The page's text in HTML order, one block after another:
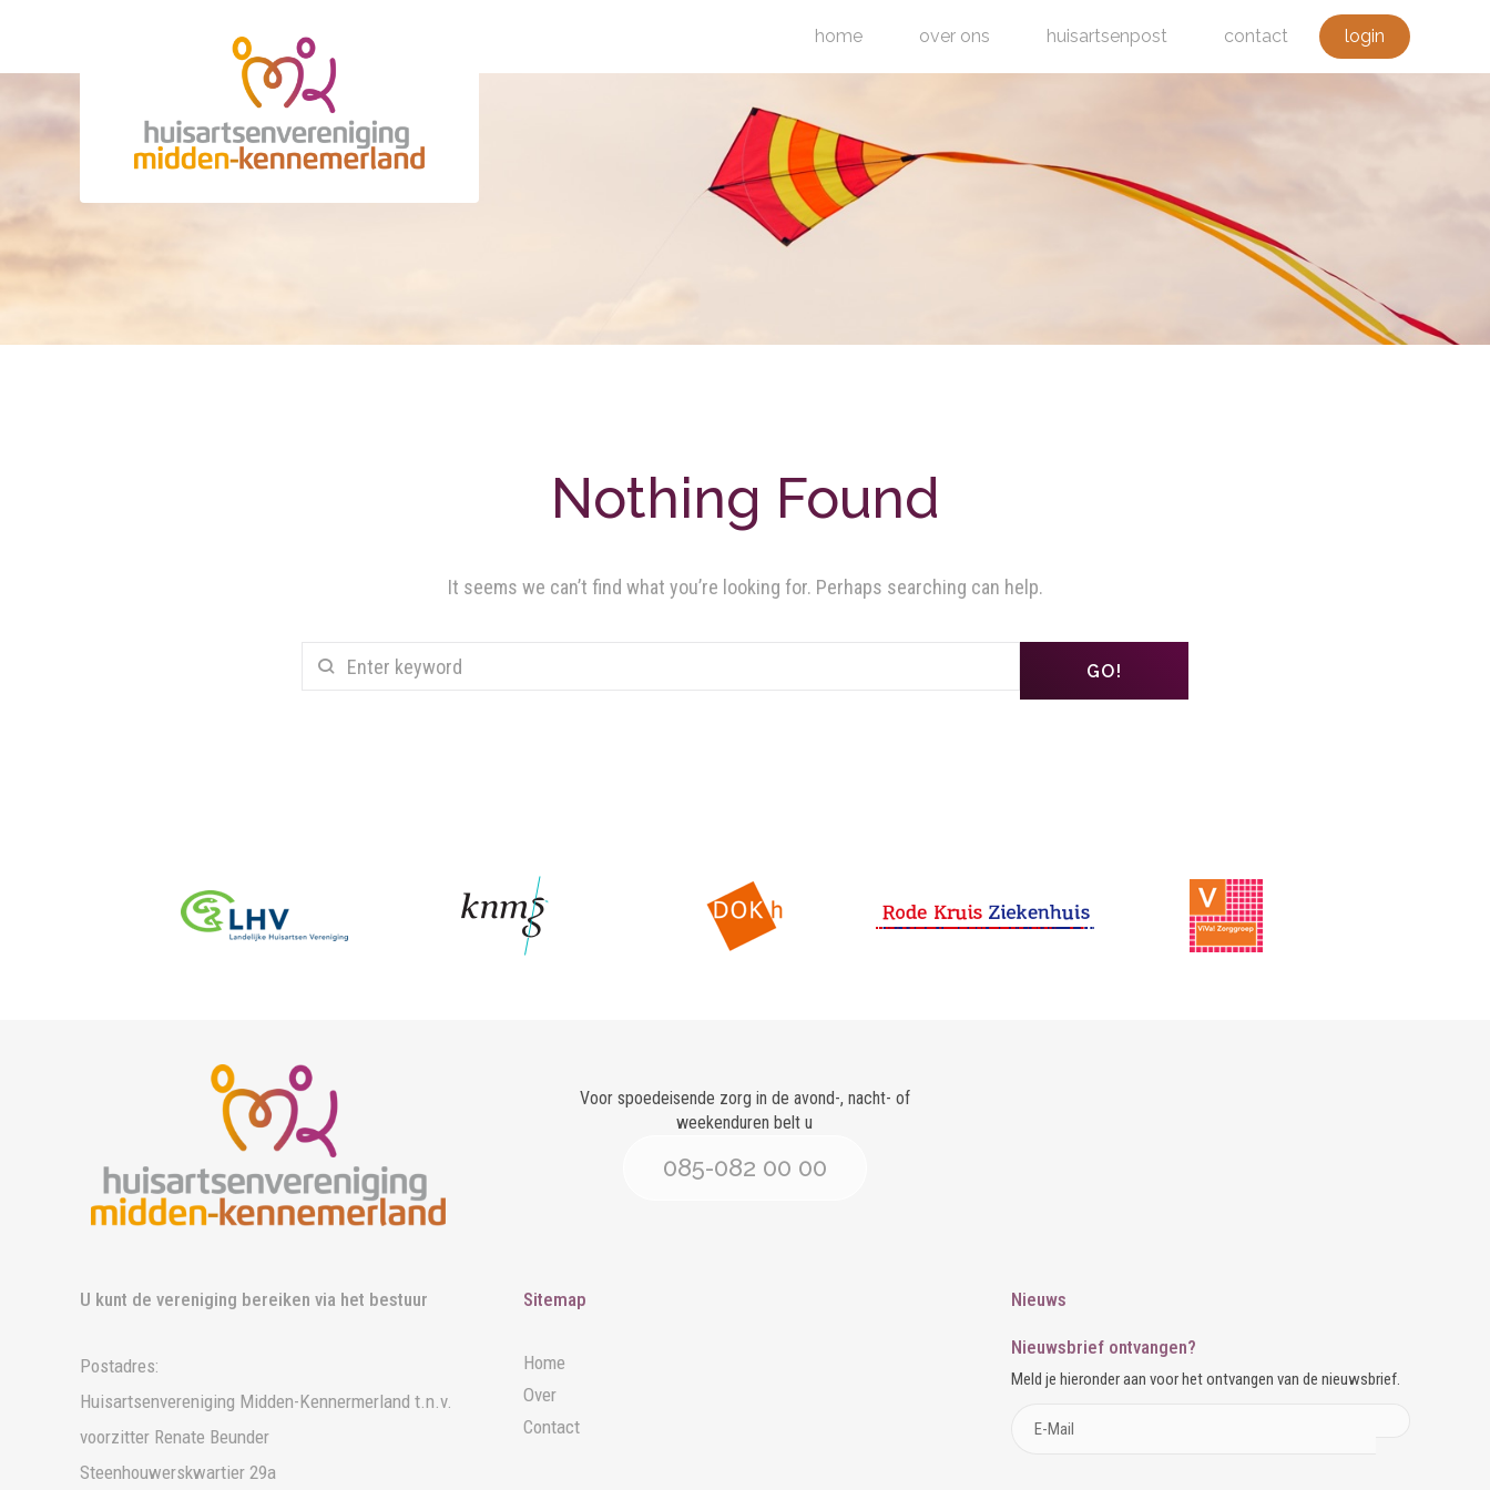
home over ons huisartsenpost contact login
Nothing Found
It seems we can’t find what you’re looking for. Perhaps searching can help.
GO!
Voor spoedeisende zorg in de avond-, nacht- of
weekenduren belt u
085-082 00 00
U kunt de vereniging bereiken via het bestuur
Postadres:
Huisartsenvereniging Midden-Kennermerland t.n.v.
voorzitter Renate Beunder
Steenhouwerskwartier 29a
Sitemap
Home
Over
Contact
Nieuws
Nieuwsbrief ontvangen?
Meld je hieronder aan voor het ontvangen van de nieuwsbrief.